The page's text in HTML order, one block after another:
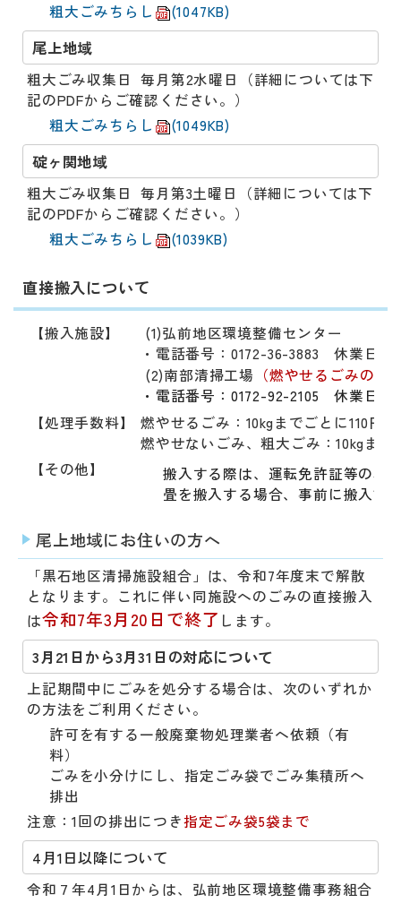
粗大ごみちらし
(1047KB)
尾上地域
粗大ごみ収集日 毎月第2水曜日（詳細については下
記のPDFからご確認ください。）
粗大ごみちらし
(1049KB)
碇ヶ関地域
粗大ごみ収集日 毎月第3土曜日（詳細については下
記のPDFからご確認ください。）
粗大ごみちらし
(1039KB)
直接搬入について
【搬入施設】
(1)弘前地区環境整備センター
・電話番号：0172-36-3883 休業日：
(2)南部清掃工場 （燃やせるごみのみ
・電話番号：0172-92-2105 休業日：
【処理手数料】
燃やせるごみ：10kgまでごとに110円
燃やせないごみ、粗大ごみ：10kgま
【その他】
搬入する際は、運転免許証等の本
畳を搬入する場合、事前に搬入調
​尾上地域にお住いの方へ
「黒石地区清掃施設組合」は、令和7年度末で解散
となります。これに伴い同施設へのごみの直接搬入
は令和7年3月20日で終了 します。
3月21日から3月31日の対応について
上記期間中にごみを処分する場合は、次のいずれか
の方法をご利用ください。
許可を有する一般廃棄物処理業者へ依頼（有
料）
ごみを小分けにし、指定ごみ袋でごみ集積所へ
排出
注意：1回の排出につき指定ごみ袋5袋まで
4月1日以降について
令和７年4月1日からは、 弘前地区環境整備事務組合